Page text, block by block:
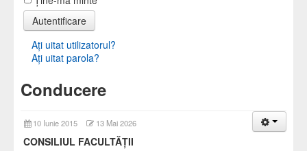
Autentificare
Aţi uitat utilizatorul?
Aţi uitat parola?
Conducere
10 Iunie 2015 13 Mai 2026
CONSILIUL FACULTĂȚII